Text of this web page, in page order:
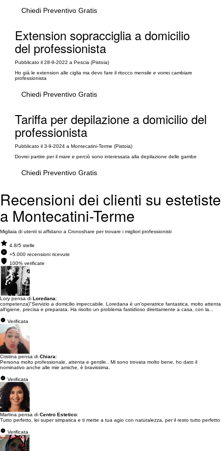
Chiedi Preventivo Gratis
Extension sopracciglia a domicilio
del professionista
Pubblicato il 28-9-2022 a Pescia (Pistoia)
Ho già le extension alle ciglia ma devo fare il ritocco mensile e vorrei cambiare
professionista
Chiedi Preventivo Gratis
Tariffa per depilazione a domicilio del
professionista
Pubblicato il 3-9-2024 a Montecatini-Terme (Pistoia)
Dovrei partire per il mare e perciò sono interessata alla depilazione delle gambe
Chiedi Preventivo Gratis
Recensioni dei clienti su estetiste
a Montecatini-Terme
Migliaia di utenti si affidano a Cronoshare per trovare i migliori professionisti
4.8/5 stelle
+5.000 recensioni ricevute
100% verificate
Lory pensa di Loredana:
competenza)"Servizio a domicilio impeccabile. Loredana è un'operatrice fantastica, molto attenta
all'igiene, precisa e preparata. Ha risolto un problema fastidioso direttamente a casa, con la...
Verificata
Cristina pensa di Chiara:
Persona molto professionale, attenta e gentile.. Mi sono trovata molto bene, ho dato il
nominativo anche alle mie amiche, è bravissima.
Verificata
Martina pensa di Centro Estetico:
Tutto perfetto, lei super simpatica e ti mette a tua agio con naturalezza, per il resto tutto perfetto
Verificata